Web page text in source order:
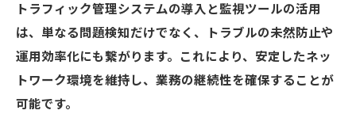
トラフィック管理システムの導入と監視ツールの活用
は、単なる問題検知だけでなく、トラブルの未然防止や
運用効率化にも繋がります。これにより、安定したネッ
トワーク環境を維持し、業務の継続性を確保することが
可能です。